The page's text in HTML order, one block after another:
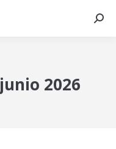
junio 2026